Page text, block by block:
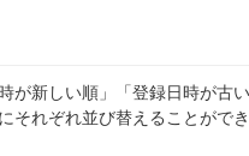
が新しい順」「登録日時が古
それぞれ並び替えることができ